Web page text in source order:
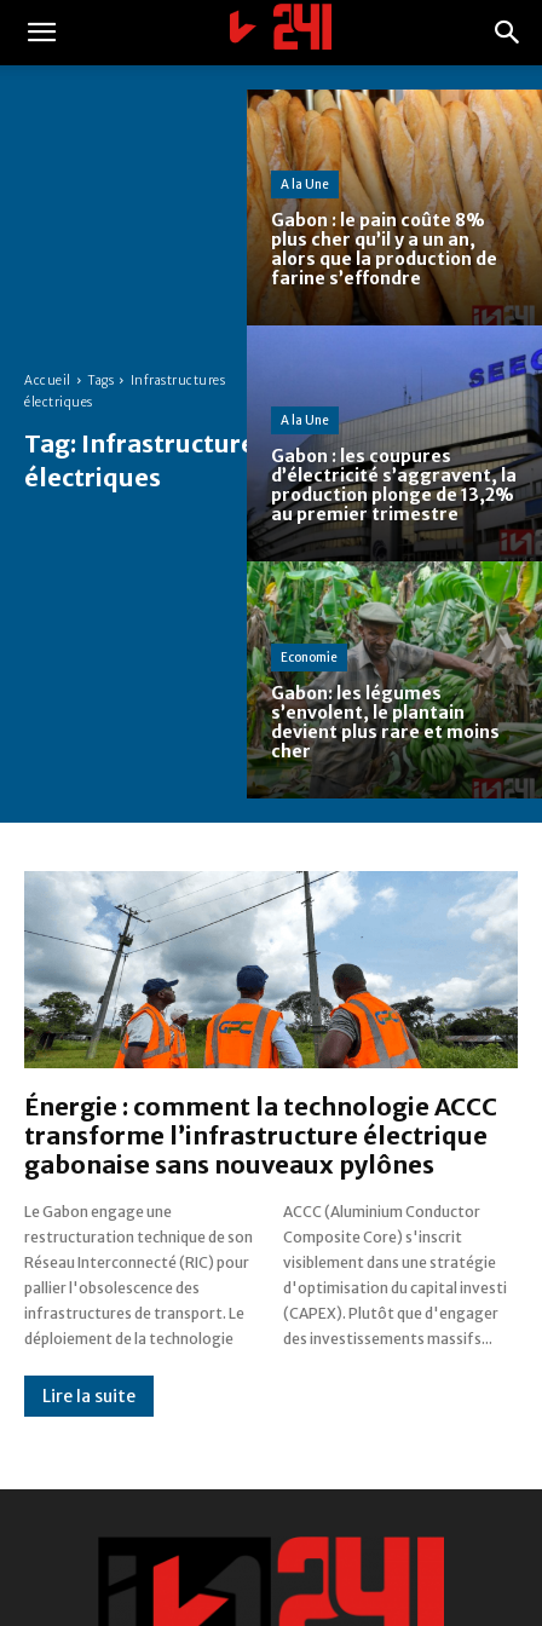
Accueil Tags
Infrastructures
électriques
Tag: Infrastructures
électriques
A la Une
Gabon : le pain coûte 8%
plus cher qu’il y a un an,
alors que la production de
farine s’effondre
A la Une
Gabon : les coupures
d’électricité s’aggravent, la
production plonge de 13,2%
au premier trimestre
Economie
Gabon: les légumes
s’envolent, le plantain
devient plus rare et moins
cher
Énergie : comment la technologie ACCC
transforme l’infrastructure électrique
gabonaise sans nouveaux pylônes
Le Gabon engage une
restructuration technique de son
Réseau Interconnecté (RIC) pour
pallier l'obsolescence des
infrastructures de transport. Le
déploiement de la technologie
ACCC (Aluminium Conductor
Composite Core) s'inscrit
visiblement dans une stratégie
d'optimisation du capital investi
(CAPEX). Plutôt que d'engager
des investissements massifs...
Lire la suite